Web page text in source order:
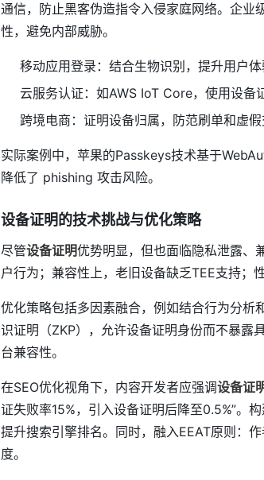
通信，防止黑客伪造指令入侵家庭网络。企业
性，避免内部威胁。
移动应用登录：结合生物识别，提升用户体
云服务认证：如AWS IoT Core，使用设备
跨境电商：证明设备归属，防范刷单和虚假
实际案例中，苹果的Passkeys技术基于
降低了 phishing 攻击风险。
设备证明的技术挑战与优化策略
尽管设备证明优势明显，但也面临隐私泄露、
户行为；兼容性上，老旧设备缺乏TEE支持；
优化策略包括多因素融合，例如结合行为分析
识证明（ZKP），允许设备证明身份而不暴露
台兼容性。
在SEO优化视角下，内容开发者应强调设备证
证失败率15%，引入设备证明后降至0.5%”。
提升搜索引擎排名。同时，融入EEAT原则：
度。